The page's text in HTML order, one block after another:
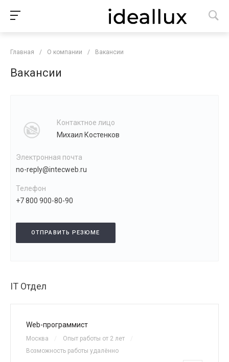
Главная / О компании / Вакансии
Вакансии
Контактное лицо
Михаил Костенков
Электронная почта
no-reply@intecweb.ru
Телефон
+7 800 900-80-90
ОТПРАВИТЬ РЕЗЮМЕ
IT Отдел
Web-программист
Москва Опыт работы от 2 лет
Возможность работы удалённо